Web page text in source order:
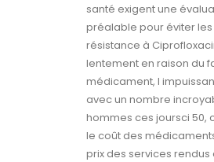
santé exigent une
préalable pour éviter
résistance à
lentement en raison du
médicament, l
avec un nombre
hommes ces joursci 50,
le coût des
prix des services rendus